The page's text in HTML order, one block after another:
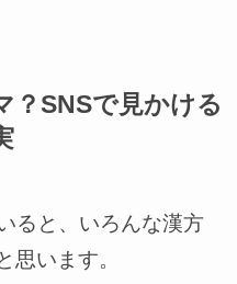
？SNSで見かける
ると、いろんな漢方
思います。